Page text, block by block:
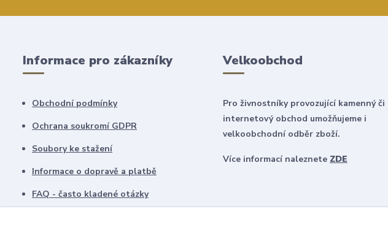
Informace pro zákazníky
Obchodní podmínky
Ochrana soukromí GDPR
Soubory ke stažení
Informace o dopravě a platbě
FAQ - často kladené otázky
Velkoobchod
Pro živnostníky provozující kamenný či
internetový obchod umožňujeme i
velkoobchodní odběr zboží.
Více informací naleznete ZDE